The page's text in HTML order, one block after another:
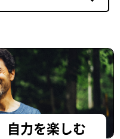
自力を楽しむ